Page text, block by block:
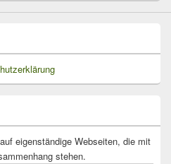
eigenständige Webseiten, die mit
stehen.